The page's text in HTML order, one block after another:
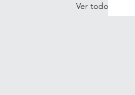
Ver todo